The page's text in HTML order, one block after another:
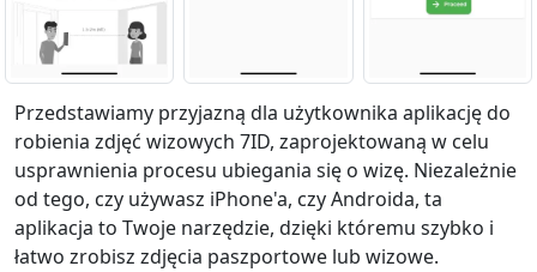
Przedstawiamy przyjazną dla użytkownika aplikację do
robienia zdjęć wizowych 7ID, zaprojektowaną w celu
usprawnienia procesu ubiegania się o wizę. Niezależnie
od tego, czy używasz iPhone'a, czy Androida, ta
aplikacja to Twoje narzędzie, dzięki któremu szybko i
łatwo zrobisz zdjęcia paszportowe lub wizowe.